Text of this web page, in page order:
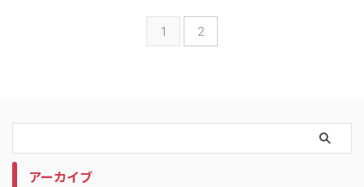
1 2
アーカイブ